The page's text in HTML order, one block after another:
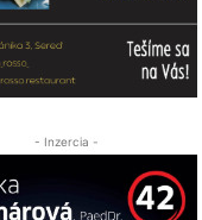
- Inzercia -